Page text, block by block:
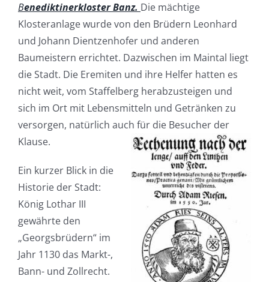
Benediktinerkloster Banz. Die mächtige
Klosteranlage wurde von den Brüdern Leonhard
und Johann Dientzenhofer und anderen
Baumeistern errichtet. Dazwischen im Maintal liegt
die Stadt. Die Eremiten und ihre Helfer hatten es
nicht weit, vom Staffelberg herabzusteigen und
sich im Ort mit Lebensmitteln und Getränken zu
versorgen, natürlich auch für die Besucher der
Klause.
Ein kurzer Blick in die
Historie der Stadt:
König Lothar III
gewährte den
„Georgsbrüdern“ im
Jahr 1130 das Markt-,
Bann- und Zollrecht.